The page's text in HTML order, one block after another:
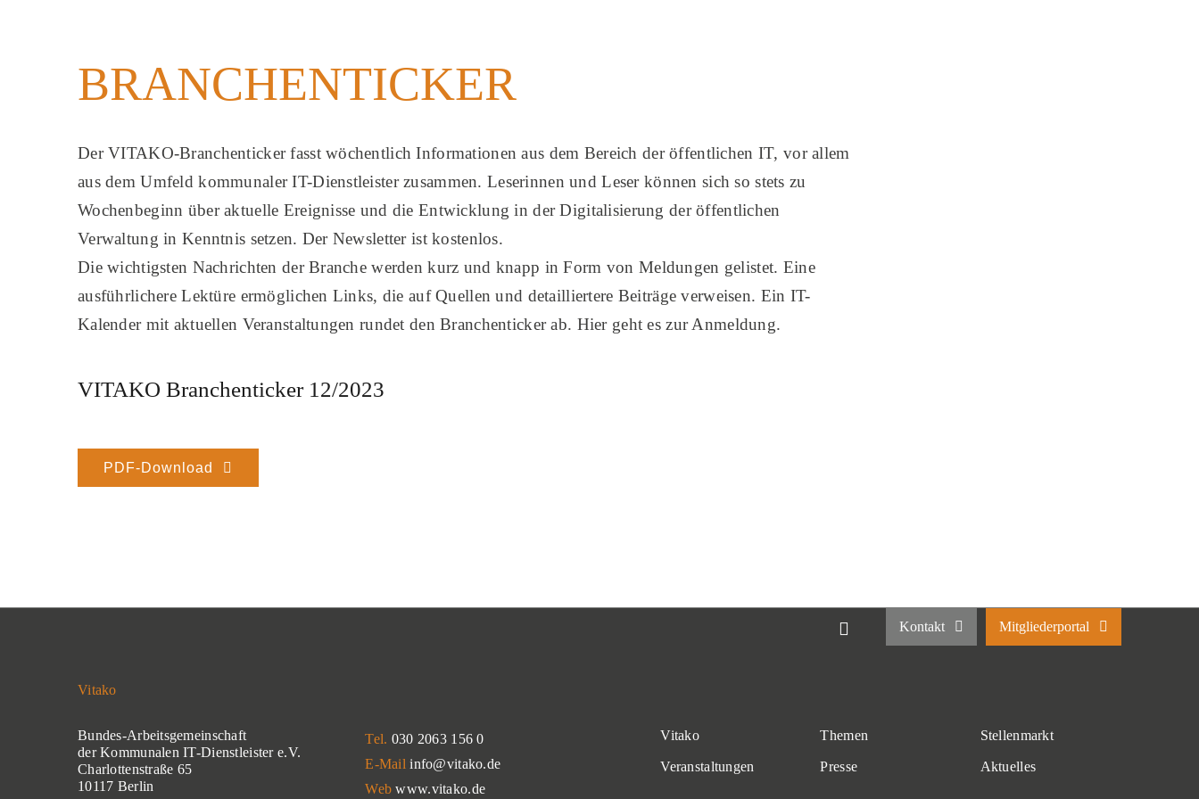
BRANCHENTICKER
Der VITAKO-Branchenticker fasst wöchentlich Informationen aus dem Bereich der öffentlichen IT, vor allem
aus dem Umfeld kommunaler IT-Dienstleister zusammen. Leserinnen und Leser können sich so stets zu
Wochenbeginn über aktuelle Ereignisse und die Entwicklung in der Digitalisierung der öffentlichen
Verwaltung in Kenntnis setzen. Der Newsletter ist kostenlos.
Die wichtigsten Nachrichten der Branche werden kurz und knapp in Form von Meldungen gelistet. Eine
ausführlichere Lektüre ermöglichen Links, die auf Quellen und detailliertere Beiträge verweisen. Ein IT-
Kalender mit aktuellen Veranstaltungen rundet den Branchenticker ab. Hier geht es zur Anmeldung.
VITAKO Branchenticker 12/2023
PDF-Download
Kontakt Mitgliederportal
Vitako
Bundes-Arbeitsgemeinschaft
der Kommunalen IT-Dienstleister e.V.
Charlottenstraße 65
10117 Berlin
Tel. 030 2063 156 0
E-Mailinfo@vitako.de
Webwww.vitako.de
Vitako
Veranstaltungen
Themen
Presse
Stellenmarkt
Aktuelles